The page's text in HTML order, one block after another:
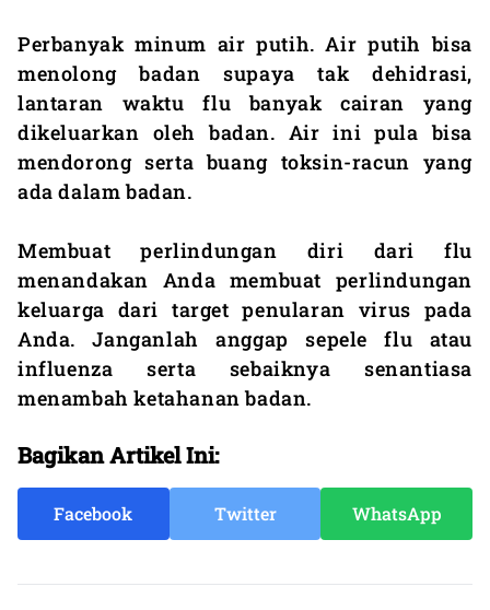
Perbanyak minum air putih. Air putih bisa
menolong badan supaya tak dehidrasi,
lantaran waktu flu banyak cairan yang
dikeluarkan oleh badan. Air ini pula bisa
mendorong serta buang toksin-racun yang
ada dalam badan.
Membuat perlindungan diri dari flu
menandakan Anda membuat perlindungan
keluarga dari target penularan virus pada
Anda. Janganlah anggap sepele flu atau
influenza serta sebaiknya senantiasa
menambah ketahanan badan.
Bagikan Artikel Ini:
Facebook Twitter WhatsApp